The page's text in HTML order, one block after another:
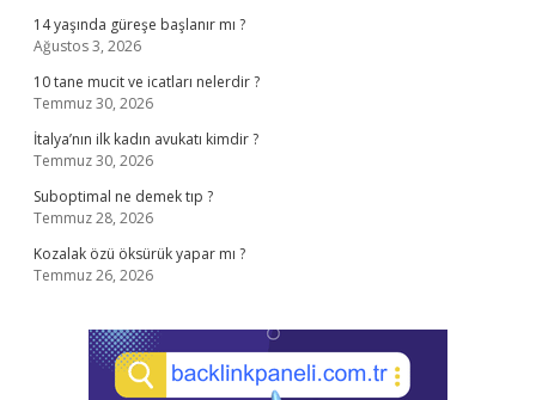
14 yaşında güreşe başlanır mı ?
Ağustos 3, 2026
10 tane mucit ve icatları nelerdir ?
Temmuz 30, 2026
İtalya’nın ilk kadın avukatı kimdir ?
Temmuz 30, 2026
Suboptimal ne demek tıp ?
Temmuz 28, 2026
Kozalak özü öksürük yapar mı ?
Temmuz 26, 2026